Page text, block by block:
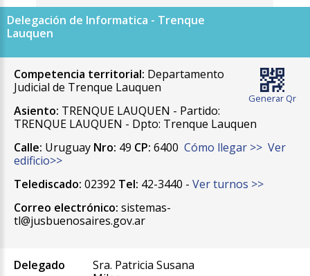
Delegación de Informatica - Trenque
Lauquen
Generar Qr
Competencia territorial: Departamento
Judicial de Trenque Lauquen
Asiento: TRENQUE LAUQUEN - Partido:
TRENQUE LAUQUEN - Dpto: Trenque Lauquen
Calle: Uruguay Nro: 49 CP: 6400 Cómo llegar >> Ver
edificio>>
Telediscado: 02392 Tel: 42-3440 - Ver turnos >>
Correo electrónico: sistemas-
tl@jusbuenosaires.gov.ar
Delegado
Sra. Patricia Susana